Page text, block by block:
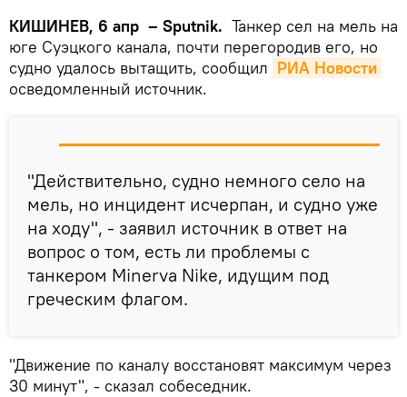
КИШИНЕВ, 6 апр – Sputnik. Танкер сел на мель на
юге Суэцкого канала, почти перегородив его, но
судно удалось вытащить, сообщил РИА Новости
осведомленный источник.
"Действительно, судно немного село на
мель, но инцидент исчерпан, и судно уже
на ходу", - заявил источник в ответ на
вопрос о том, есть ли проблемы с
танкером Minerva Nike, идущим под
греческим флагом.
"Движение по каналу восстановят максимум через
30 минут", - сказал собеседник.